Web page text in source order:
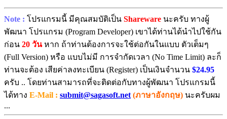
Note : โปรแกรมนี้ มีคุณสมบัติเป็น Shareware นะครับ ทางผู้
พัฒนา โปรแกรม (Program Developer) เขาได้ท่านได้นำไปใช้กัน
ก่อน 20 วันหาก ถ้าท่านต้องการจะใช้ต่อกันในแบบ ตัวเต็มๆ
(Full Version) หรือ แบบไม่มี การจำกัดเวลา (No Time Limit) ละก็
ท่านจะต้อง เสียค่าลงทะเบียน (Register) เป็นเงินจำนวน $24.95
ครับ .. โดยท่านสามารถที่จะติดต่อกับทางผู้พัฒนา โปรแกรมนี้
ได้ทาง E-Mail : submit@sagasoft.net (ภาษาอังกฤษ) นะครับผม
...